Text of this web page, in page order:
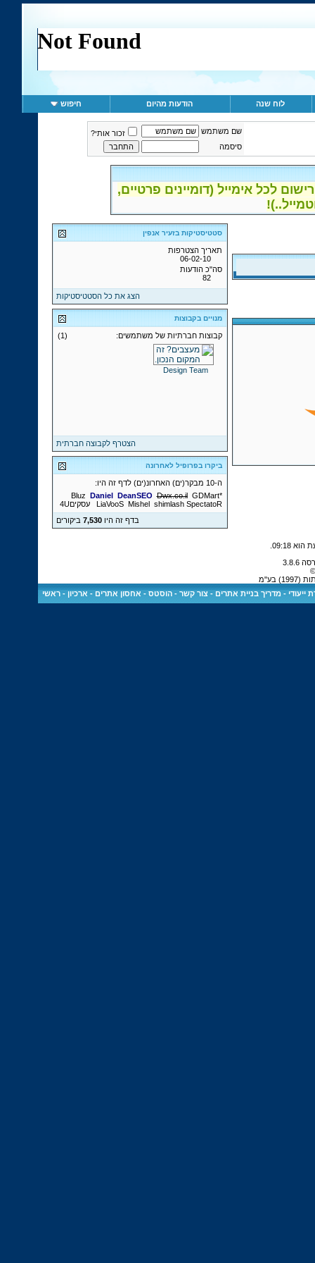
לוח שנה הודעות מהיום חיפוש
שם משתמש
זכור אותי?
סיסמה
לכל אימייל (דומיינים פרטיים,
סטטיסטיקות בזעיר אנפין
תאריך הצטרפות
06-02-10
סה"כ הודעות
82
הצג את כל הסטטיסטיקות
מנויים בקבוצות
(1) קבוצות חברתיות של משתמשים:
Design Team
הצטרף לקבוצה חברתית
ביקרו בפרופיל לאחרונה
ה-10 מבקר(ים) האחרונ(ים) לדף זה היו:
*Bluz
Daniel DeanSEO Dwx.co.il GDMart
LiaVooS Mishel shimlash SpectatoR
עסקים4U
בדף זה היו7,530 ביקורים
09:18
בע"מ
ייעודי -מדריך בניית אתרים -צור קשר -הוסטס - אחסון אתרים - ארכיון -ראשי